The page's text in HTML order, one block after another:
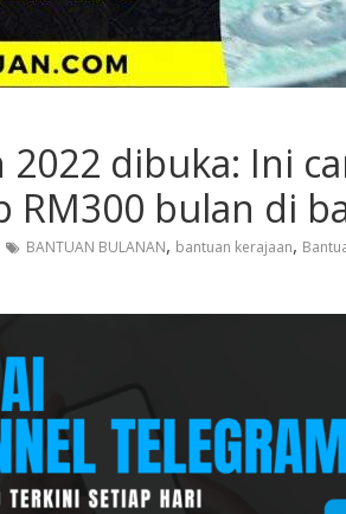
dibuka: Ini
bulan di
BANTUAN BULANAN, bantuan kerajaan,